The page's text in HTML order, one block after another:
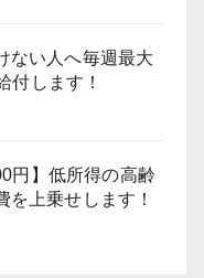
ない人へ毎週最大
付します！
円】低所得の高齢
を上乗せします！